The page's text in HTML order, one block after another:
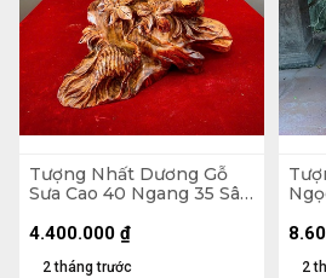
Tượng Nhất Dương Gỗ
Sưa Cao 40 Ngang 35 Sâu
2 tháng trước
4.400.000 ₫
2